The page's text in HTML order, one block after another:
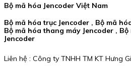
Bộ mã hóa Jencoder Việt Nam
Bộ mã hóa trục Jencoder , Bộ mã
Bộ mã hóa thang máy Jencoder ,
Jencoder
Liên hệ : Công ty TNHH TM KT Hưng